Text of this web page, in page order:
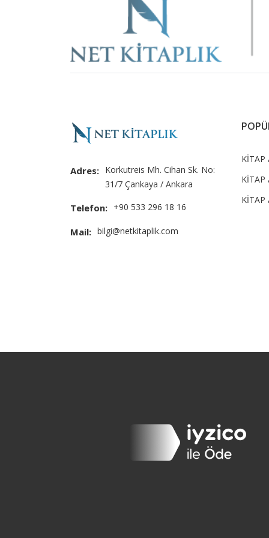
Adres: Korkutreis Mh. Cihan Sk. No:
31/7 Çankaya / Ankara
Telefon: +90 533 296 18 16
Mail: bilgi@netkitaplik.com
KİTAP
KİTAP
KİTAP